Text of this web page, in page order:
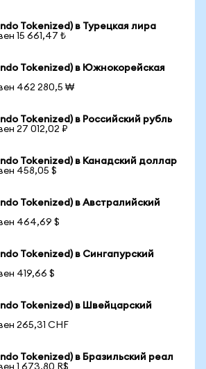
Tokenized) в Турецкая лира
15 661,47 ₺
Tokenized) в Южнокорейская
462 280,5 ₩
Tokenized) в Российский рубль
27 012,02 ₽
Tokenized) в Канадский доллар
458,05 $
Tokenized) в Австралийский
464,69 $
Tokenized) в Сингапурский
419,66 $
Tokenized) в Швейцарский
265,31 CHF
Tokenized) в Бразильский реал
1 673,80 R$